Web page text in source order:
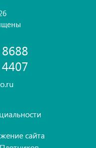
сайта